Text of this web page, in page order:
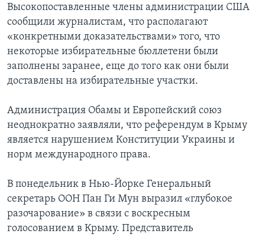
Высокопоставленные члены администрации США
сообщили журналистам, что располагают
«конкретными доказательствами» того, что
некоторые избирательные бюллетени были
заполнены заранее, еще до того как они были
доставлены на избирательные участки.
Администрация Обамы и Европейский союз
неоднократно заявляли, что референдум в Крыму
является нарушением Конституции Украины и
норм международного права.
В понедельник в Нью-Йорке Генеральный
секретарь ООН Пан Ги Мун выразил «глубокое
разочарование» в связи с воскресным
голосованием в Крыму. Представитель